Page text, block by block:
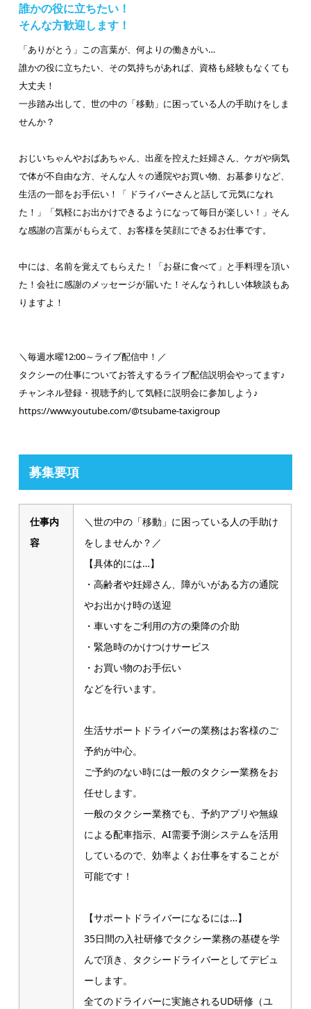
誰かの役に立ちたい！
そんな方歓迎します！
「ありがとう」この言葉が、何よりの働きがい…
誰かの役に立ちたい、その気持ちがあれば、資格も経験もなくても
大丈夫！
一歩踏み出して、世の中の「移動」に困っている人の手助けをしま
せんか？
おじいちゃんやおばあちゃん、出産を控えた妊婦さん、ケガや病気
で体が不自由な方、そんな人々の通院やお買い物、お墓参りなど、
生活の一部をお手伝い！「 ドライバーさんと話して元気になれ
た！」「気軽にお出かけできるようになって毎日が楽しい！」そん
な感謝の言葉がもらえて、お客様を笑顔にできるお仕事です。
中には、名前を覚えてもらえた！「お昼に食べて」と手料理を頂い
た！会社に感謝のメッセージが届いた！そんなうれしい体験談もあ
りますよ！
＼毎週水曜12:00～ライブ配信中！／
タクシーの仕事についてお答えするライブ配信説明会やってます♪
チャンネル登録・視聴予約して気軽に説明会に参加しよう♪
https://www.youtube.com/@tsubame-taxigroup
募集要項
仕事内
容
＼世の中の「移動」に困っている人の手助け
をしませんか？／
【具体的には…】
・高齢者や妊婦さん、障がいがある方の通院
やお出かけ時の送迎
・車いすをご利用の方の乗降の介助
・緊急時のかけつけサービス
・お買い物のお手伝い
などを行います。
生活サポートドライバーの業務はお客様のご
予約が中心。
ご予約のない時には一般のタクシー業務をお
任せします。
一般のタクシー業務でも、予約アプリや無線
による配車指示、AI需要予測システムを活用
しているので、効率よくお仕事をすることが
可能です！
【サポートドライバーになるには…】
35日間の入社研修でタクシー業務の基礎を学
んで頂き、タクシードライバーとしてデビュ
ーします。
全てのドライバーに実施されるUD研修（ユ